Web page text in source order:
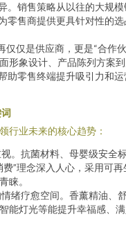
。销售策略从以往的大规模
零售商提供更具针对性的选
仅仅是供应商，更是“合作伙
形象设计、产品陈列方案
助零售终端提升吸引力和运
行业未来的核心趋势：
。抗菌材料、母婴级安全
”理念深入人心，采用可再
睐。
绪疗愈空间。香薰精油、
能灯光等能提升幸福感、